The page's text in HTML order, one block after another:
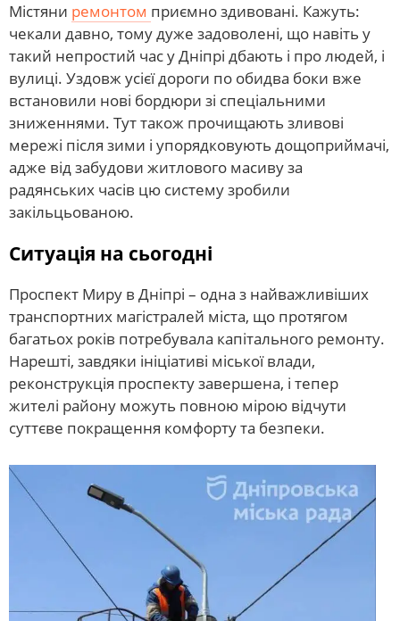
Містяни ремонтом приємно здивовані. Кажуть:
чекали давно, тому дуже задоволені, що навіть у
такий непростий час у Дніпрі дбають і про людей, і
вулиці. Уздовж усієї дороги по обидва боки вже
встановили нові бордюри зі спеціальними
зниженнями. Тут також прочищають зливові
мережі після зими і упорядковують дощоприймачі,
адже від забудови житлового масиву за
радянських часів цю систему зробили
закільцьованою.
Ситуація на сьогодні
Проспект Миру в Дніпрі – одна з найважливіших
транспортних магістралей міста, що протягом
багатьох років потребувала капітального ремонту.
Нарешті, завдяки ініціативі міської влади,
реконструкція проспекту завершена, і тепер
жителі району можуть повною мірою відчути
суттєве покращення комфорту та безпеки.